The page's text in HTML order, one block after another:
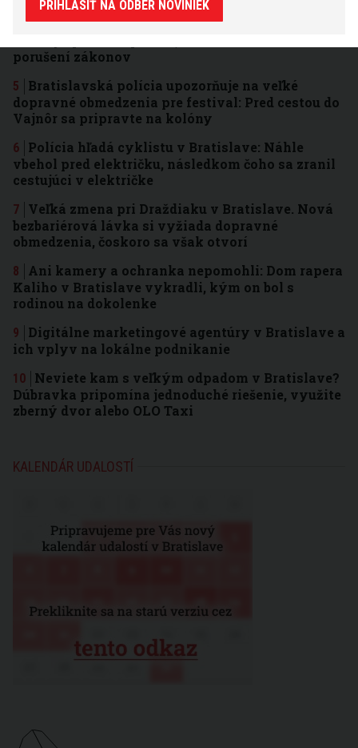
Chceli odtiahnuť ukradnuté auto pri Bratislave.
porušení zákonov
Bratislavská polícia upozorňuje na veľké
dopravné obmedzenia pre festival: Pred cestou do
Vajnôr sa pripravte na kolóny
Polícia hľadá cyklistu v Bratislave: Náhle
vbehol pred električku, následkom čoho sa zranil
cestujúci v električke
Veľká zmena pri Draždiaku v Bratislave. Nová
bezbariérová lávka si vyžiada dopravné
obmedzenia, čoskoro sa však otvorí
Ani kamery a ochranka nepomohli: Dom rapera
Kaliho v Bratislave vykradli, kým on bol s
rodinou na dokolenke
Digitálne marketingové agentúry v Bratislave a
ich vplyv na lokálne podnikanie
Neviete kam s veľkým odpadom v Bratislave?
Dúbravka pripomína jednoduché riešenie, využite
zberný dvor alebo OLO Taxi
KALENDÁR UDALOSTÍ
PRIHLÁSIŤ NA ODBER NOVINIEK